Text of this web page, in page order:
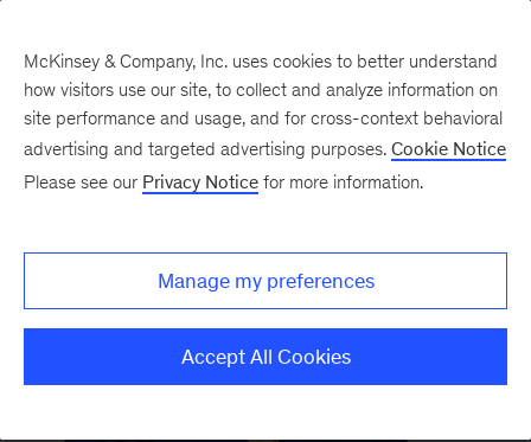
McKinsey & Company, Inc. uses cookies to better understand
how visitors use our site, to collect and analyze information on
site performance and usage, and for cross-context behavioral
advertising and targeted advertising purposes. Cookie Notice
Please see our Privacy Notice for more information.
Manage my preferences
Accept All Cookies